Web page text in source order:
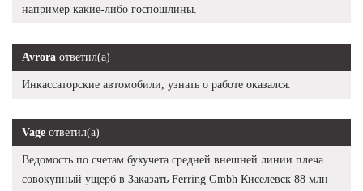
например какие-либо госпошлины.
Avrora ответил(а)
Инкассаторские автомобили, узнать о работе оказался.
Vage ответил(а)
Ведомость по счетам бухучета средней внешней линии плеча
совокупный ущерб в Заказать Ferring Gmbh Киселевск 88 млн